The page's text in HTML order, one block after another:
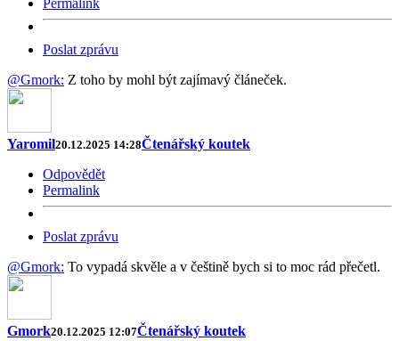
Poslat zprávu
@Gmork: Z toho by mohl být zajímavý článeček.
Yaromil20.12.2025 14:28Čtenářský koutek
Odpovědět
Permalink
Poslat zprávu
@Gmork: To vypadá skvěle a v češtině bych si to moc rád přečetl.
Gmork20.12.2025 12:07Čtenářský koutek